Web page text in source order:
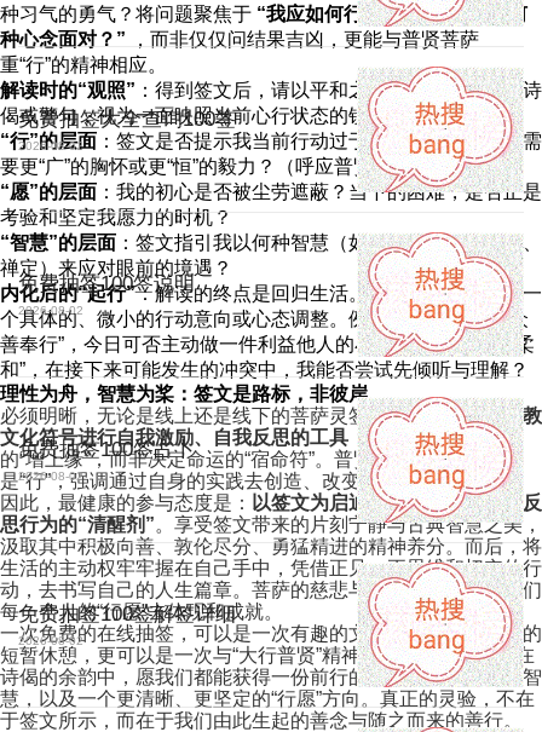
种习气的勇气？将问题聚焦于 “我应如何行持？”或“我当以何
种心念面对？” ，而非仅仅问结果吉凶，更能与普贤菩萨
重“行”的精神相应。
解读时的“观照” ：得到签文后，请以平和之心阅读。将其中的诗
偈或警句，视为一面映照当前心行状态的镜子。问自己：
“行”的层面 ：签文是否提示我当前行动过于急躁或懈怠？是否需
要更“广”的胸怀或更“恒”的毅力？（呼应普贤行愿的“广”与“恒”）
“愿”的层面 ：我的初心是否被尘劳遮蔽？当下的困难，是否正是
考验和坚定我愿力的时机？
“智慧”的层面 ：签文指引我以何种智慧（如忍耐、精进、布施、
禅定）来应对眼前的境遇？
内化后的“起行”：解读的终点是回归生活。将签文启发转化为一
个具体的、微小的行动意向或心态调整。例如，若签文提醒“众
善奉行”，今日可否主动做一件利益他人的小事？若提示“忍辱柔
和”，在接下来可能发生的冲突中，我能否尝试先倾听与理解？
理性为舟，智慧为桨：签文是路标，非彼岸
必须明晰，无论是线上还是线下的菩萨灵签，其本质是借助佛教
文化符号进行自我激励、自我反思的工具 ，是辅助修行与生活
的“增上缘”，而非决定命运的“宿命符”。普贤菩萨的精神核心
是“行”，强调通过自身的实践去创造、改变和圆满。
因此，最健康的参与态度是： 以签文为启迪心性的“催化剂”和反
思行为的“清醒剂”。享受签文带来的片刻宁静与古典智慧之美，
汲取其中积极向善、敦伦尽分、勇猛精进的精神养分。而后，将
生活的主动权牢牢握在自己手中，凭借正见、正思维和切实的行
动，去书写自己的人生篇章。菩萨的慈悲与智慧，终须通过我们
每一个人的“行愿”去体现和成就。
一次免费的在线抽签，可以是一次有趣的文化体验，一次心灵的
短暂休憩，更可以是一次与“大行普贤”精神隔空对话的契机。在
诗偈的余韵中，愿我们都能获得一份前行的勇气，一点观照的智
慧，以及一个更清晰、更坚定的“行愿”方向。真正的灵验，不在
于签文所示，而在于我们由此生起的善念与随之而来的善行。
免费抽签大全查询100签
2026-08-02
免费抽签100签说明
2026-08-02
免费抽签100签占卜
2026-08-02
免费抽签100签解签详细
2026-08-02